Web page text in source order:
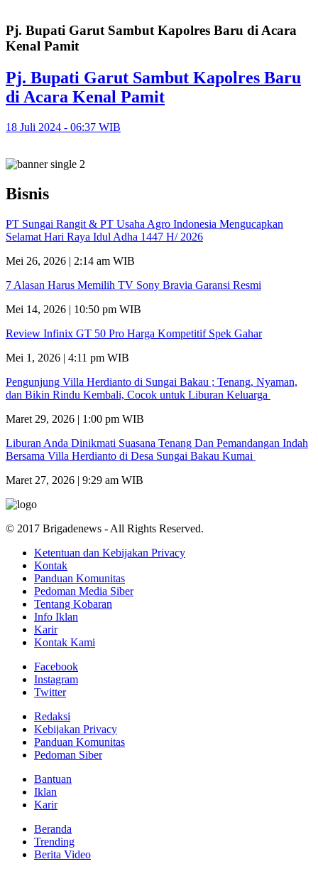
Pj. Bupati Garut Sambut Kapolres Baru di Acara
Kenal Pamit
Pj. Bupati Garut Sambut Kapolres Baru
di Acara Kenal Pamit
18 Juli 2024 - 06:37 WIB
Bisnis
PT Sungai Rangit & PT Usaha Agro Indonesia Mengucapkan
Selamat Hari Raya Idul Adha 1447 H/ 2026
Mei 26, 2026 | 2:14 am WIB
7 Alasan Harus Memilih TV Sony Bravia Garansi Resmi
Mei 14, 2026 | 10:50 pm WIB
Review Infinix GT 50 Pro Harga Kompetitif Spek Gahar
Mei 1, 2026 | 4:11 pm WIB
Pengunjung Villa Herdianto di Sungai Bakau ; Tenang, Nyaman,
dan Bikin Rindu Kembali, Cocok untuk Liburan Keluarga
Maret 29, 2026 | 1:00 pm WIB
Liburan Anda Dinikmati Suasana Tenang Dan Pemandangan Indah
Bersama Villa Herdianto di Desa Sungai Bakau Kumai
Maret 27, 2026 | 9:29 am WIB
© 2017 Brigadenews - All Rights Reserved.
Ketentuan dan Kebijakan Privacy
Kontak
Panduan Komunitas
Pedoman Media Siber
Tentang Kobaran
Info Iklan
Karir
Kontak Kami
Facebook
Instagram
Twitter
Redaksi
Kebijakan Privacy
Panduan Komunitas
Pedoman Siber
Bantuan
Iklan
Karir
Beranda
Trending
Berita Video